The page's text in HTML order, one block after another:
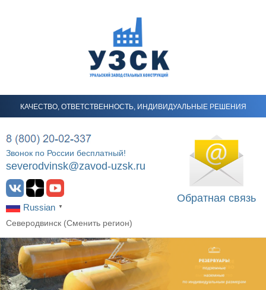
КАЧЕСТВО, ОТВЕТСТВЕННОСТЬ, ИНДИВИДУАЛЬНЫЕ РЕШЕНИЯ
Звонок по России бесплатный!
severodvinsk@zavod-uzsk.ru
Russian ▼
Обратная связь
Северодвинск (Сменить регион)